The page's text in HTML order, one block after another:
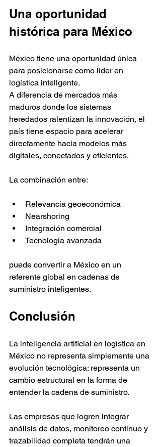
Una oportunidad
histórica para México
México tiene una oportunidad única
para posicionarse como líder en
logística inteligente.
A diferencia de mercados más
maduros donde los sistemas
heredados ralentizan la innovación, el
país tiene espacio para acelerar
directamente hacia modelos más
digitales, conectados y eficientes.
La combinación entre:
Relevancia geoeconómica
Nearshoring
Integración comercial
Tecnología avanzada
puede convertir a México en un
referente global en cadenas de
suministro inteligentes.
Conclusión
La inteligencia artificial en logística en
México no representa simplemente una
evolución tecnológica; representa un
cambio estructural en la forma de
entender la cadena de suministro.
Las empresas que logren integrar
análisis de datos, monitoreo continuo y
trazabilidad completa tendrán una